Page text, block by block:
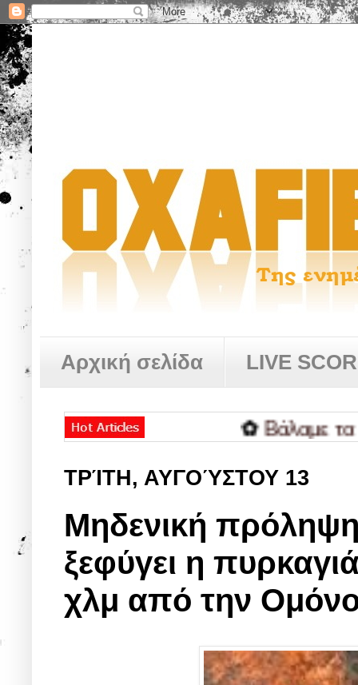
Αρχική σελίδα LIVE
Βάλαμε τα
ΤΡΊΤΗ, ΑΥΓΟΎΣΤΟΥ 13
Mηδενική
ξεφύγει η
χλμ από την